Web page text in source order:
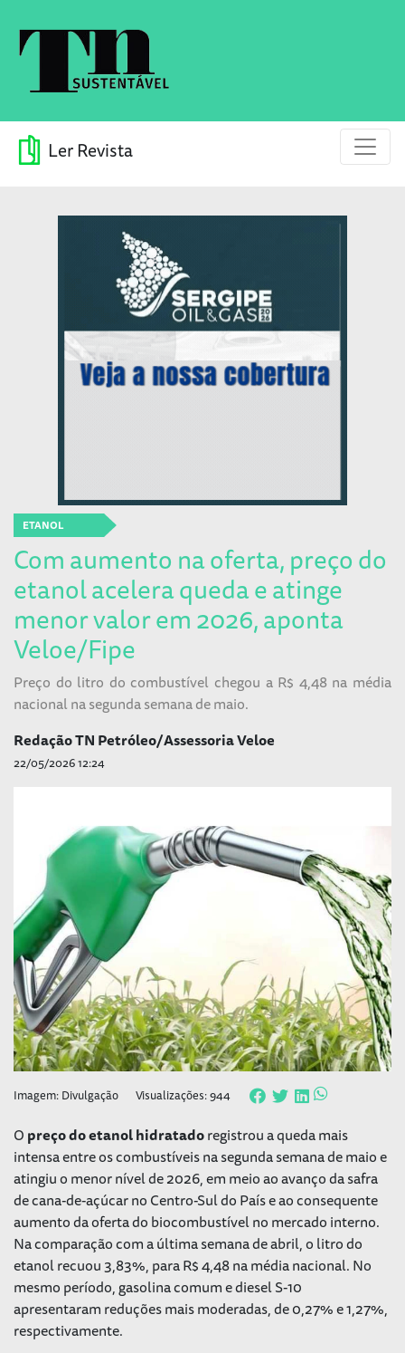
Ler Revista
ETANOL
Com aumento na oferta, preço do
etanol acelera queda e atinge
menor valor em 2026, aponta
Veloe/Fipe
Preço do litro do combustível chegou a R$ 4,48 na média
nacional na segunda semana de maio.
Redação TN Petróleo/Assessoria Veloe
22/05/2026 12:24
Imagem: Divulgação Visualizações: 944
Opreço do etanol hidratadoregistrou a queda mais
intensa entre os combustíveis na segunda semana de maio e
atingiu o menor nível de 2026, em meio ao avanço da safra
de cana-de-açúcar no Centro-Sul do País e ao consequente
aumento da oferta do biocombustível no mercado interno.
Na comparação com a última semana de abril, o litro do
etanol recuou 3,83%, para R$ 4,48 na média nacional. No
mesmo período, gasolina comum e diesel S-10
apresentaram reduções mais moderadas, de 0,27% e 1,27%,
respectivamente.